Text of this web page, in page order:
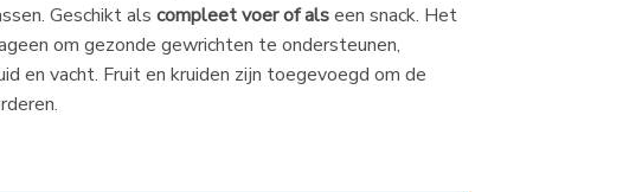
Geschikt als compleet voer of alseen snack. Het
om gezonde gewrichten te ondersteunen,
en vacht. Fruit en kruiden zijn toegevoegd om de
Fishskin 400gr aantal